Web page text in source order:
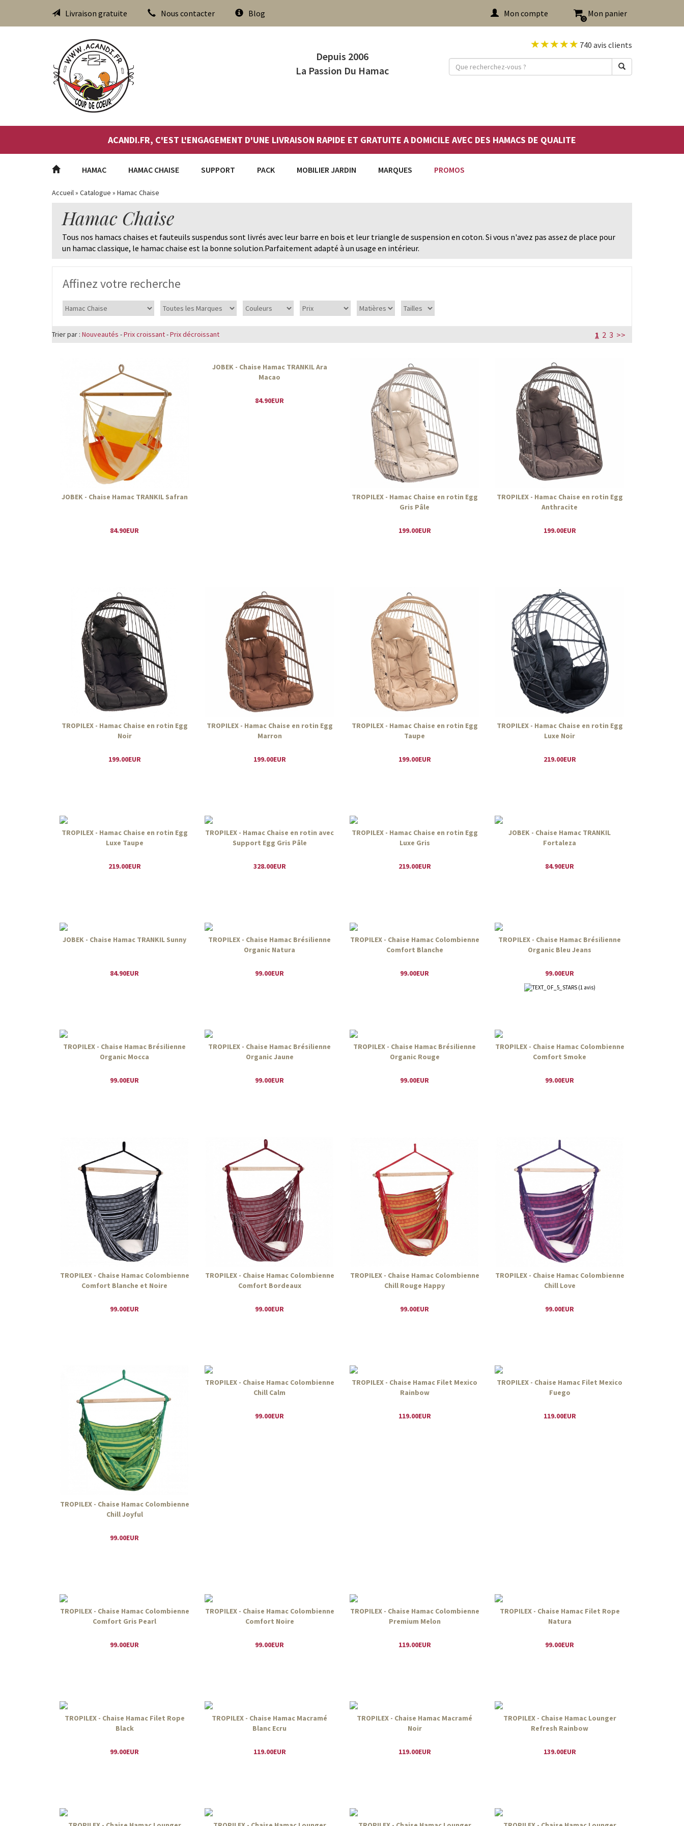
Livraison gratuite Nous contacter Blog
0
Mon panier
Mon compte
Depuis 2006
La Passion Du Hamac
740 avis clients
ACANDI.FR, C'EST L'ENGAGEMENT D'UNE LIVRAISON RAPIDE ET GRATUITE A DOMICILE AVEC DES HAMACS DE QUALITE
HAMAC HAMAC CHAISE SUPPORT PACK MOBILIER JARDIN MARQUES PROMOS
Accueil» Catalogue » Hamac Chaise
Hamac Chaise
Tous nos hamacs chaises et fauteuils suspendus sont livrés avec leur barre en bois et leur triangle de suspension en coton. Si vous n'avez pas assez de place pour
un hamac classique, le hamac chaise est la bonne solution.Parfaitement adapté à un usage en intérieur.
Affinez votre recherche
Trier par : Nouveautés -Prix croissant-Prix décroissant 1 2 3 >>
JOBEK - Chaise Hamac TRANKIL Safran
84.90EUR
JOBEK - Chaise Hamac TRANKIL Ara
Macao
84.90EUR
TROPILEX - Hamac Chaise en rotin Egg
Gris Pâle
199.00EUR
TROPILEX - Hamac Chaise en rotin Egg
Anthracite
199.00EUR
TROPILEX - Hamac Chaise en rotin Egg
Noir
199.00EUR
TROPILEX - Hamac Chaise en rotin Egg
Marron
199.00EUR
TROPILEX - Hamac Chaise en rotin Egg
Taupe
199.00EUR
TROPILEX - Hamac Chaise en rotin Egg
Luxe Noir
219.00EUR
TROPILEX - Hamac Chaise en rotin Egg
Luxe Taupe
219.00EUR
TROPILEX - Hamac Chaise en rotin avec
Support Egg Gris Pâle
328.00EUR
TROPILEX - Hamac Chaise en rotin Egg
Luxe Gris
219.00EUR
JOBEK - Chaise Hamac TRANKIL
Fortaleza
84.90EUR
JOBEK - Chaise Hamac TRANKIL Sunny
84.90EUR
TROPILEX - Chaise Hamac Brésilienne
Organic Natura
99.00EUR
TROPILEX - Chaise Hamac Colombienne
Comfort Blanche
99.00EUR
TROPILEX - Chaise Hamac Brésilienne
Organic Bleu Jeans
99.00EUR
(1 avis)
TROPILEX - Chaise Hamac Brésilienne
Organic Mocca
99.00EUR
TROPILEX - Chaise Hamac Brésilienne
Organic Jaune
99.00EUR
TROPILEX - Chaise Hamac Brésilienne
Organic Rouge
99.00EUR
TROPILEX - Chaise Hamac Colombienne
Comfort Smoke
99.00EUR
TROPILEX - Chaise Hamac Colombienne
Comfort Blanche et Noire
99.00EUR
TROPILEX - Chaise Hamac Colombienne
Comfort Bordeaux
99.00EUR
TROPILEX - Chaise Hamac Colombienne
Chill Rouge Happy
99.00EUR
TROPILEX - Chaise Hamac Colombienne
Chill Love
99.00EUR
TROPILEX - Chaise Hamac Colombienne
Chill Joyful
99.00EUR
TROPILEX - Chaise Hamac Colombienne
Chill Calm
99.00EUR
TROPILEX - Chaise Hamac Filet Mexico
Rainbow
119.00EUR
TROPILEX - Chaise Hamac Filet Mexico
Fuego
119.00EUR
TROPILEX - Chaise Hamac Colombienne
Comfort Gris Pearl
99.00EUR
TROPILEX - Chaise Hamac Colombienne
Comfort Noire
99.00EUR
TROPILEX - Chaise Hamac Colombienne
Premium Melon
119.00EUR
TROPILEX - Chaise Hamac Filet Rope
Natura
99.00EUR
TROPILEX - Chaise Hamac Filet Rope
Black
99.00EUR
TROPILEX - Chaise Hamac Macramé
Blanc Ecru
119.00EUR
TROPILEX - Chaise Hamac Macramé
Noir
119.00EUR
TROPILEX - Chaise Hamac Lounger
Refresh Rainbow
139.00EUR